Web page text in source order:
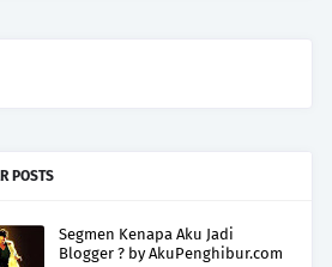
POSTS
Segmen Kenapa Aku Jadi
Blogger ? by AkuPenghibur.com